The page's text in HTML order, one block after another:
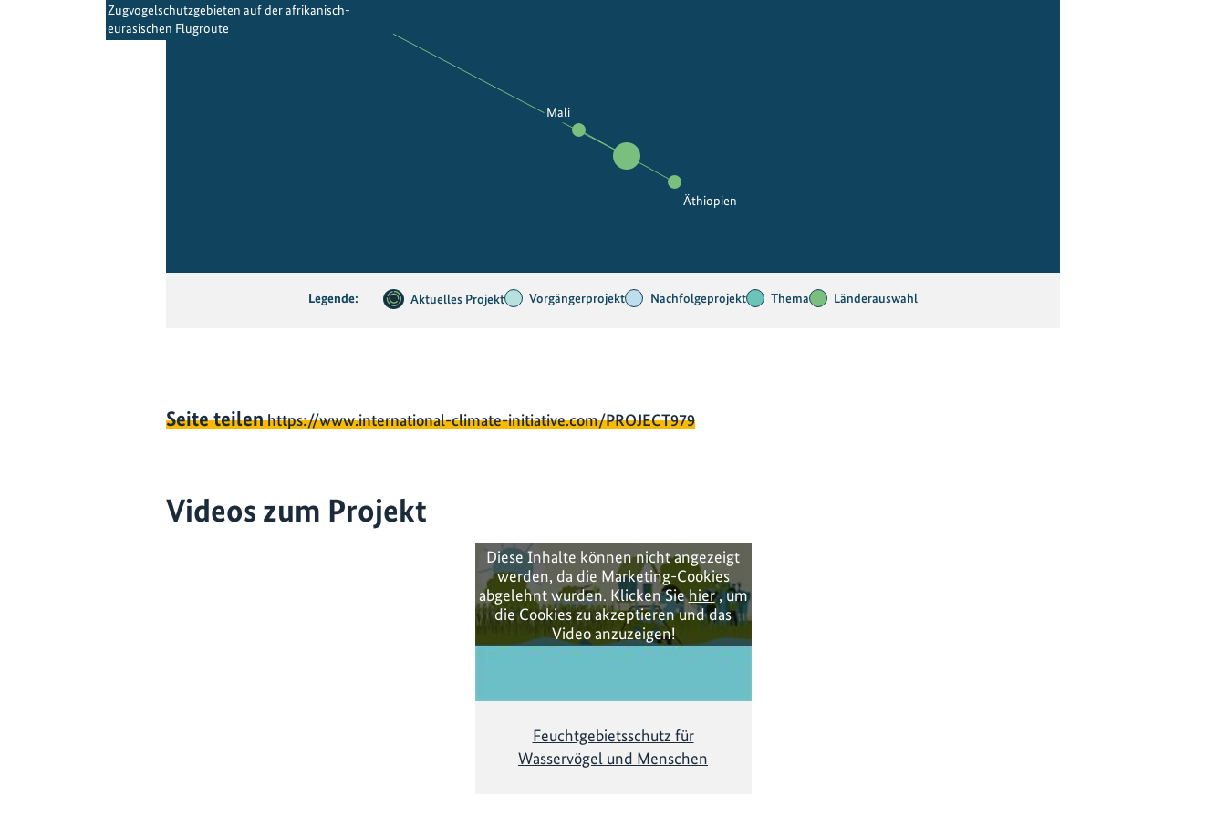
Zugvogelschutzgebieten auf der afrikanisch-
eurasischen Flugroute
Äthiopien
Mali
Legende: Aktuelles Projekt Vorgängerprojekt Nachfolgeprojekt Thema Länderauswahl
Seite teilenhttps://www.international-climate-initiative.com/PROJECT979
Videos zum Projekt
Diese Inhalte können nicht angezeigt
werden, da die Marketing-Cookies
abgelehnt wurden. Klicken Siehier, um
die Cookies zu akzeptieren und das
Video anzuzeigen!
Feuchtgebietsschutz für
Wasservögel und Menschen